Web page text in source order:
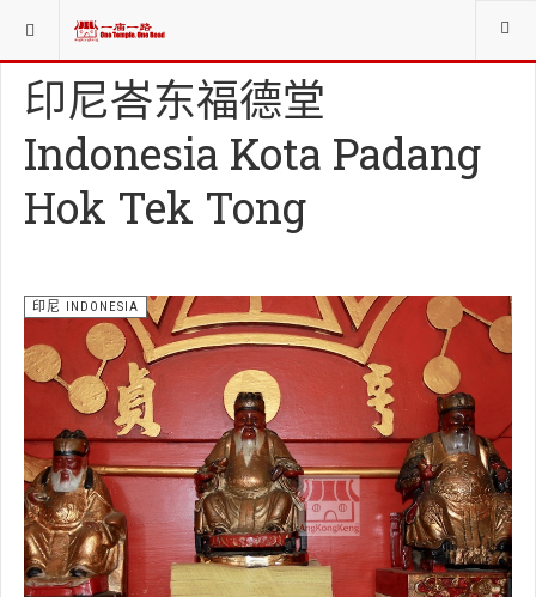
当前位置： 各国祭祀INT. WORSHIP ORG.
印尼峇东福德堂
Indonesia Kota Padang
Hok Tek Tong
印尼 INDONESIA